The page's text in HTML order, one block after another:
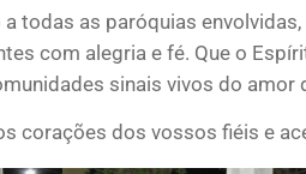
todas as paróquias
com alegria e fé. Que o
sinais vivos do amor
corações dos vossos fiéis e